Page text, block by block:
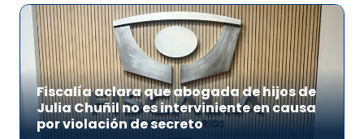
Fiscalía aclara que abogada de hijos de
Julia Chuñil no es interviniente en causa
por violación de secreto